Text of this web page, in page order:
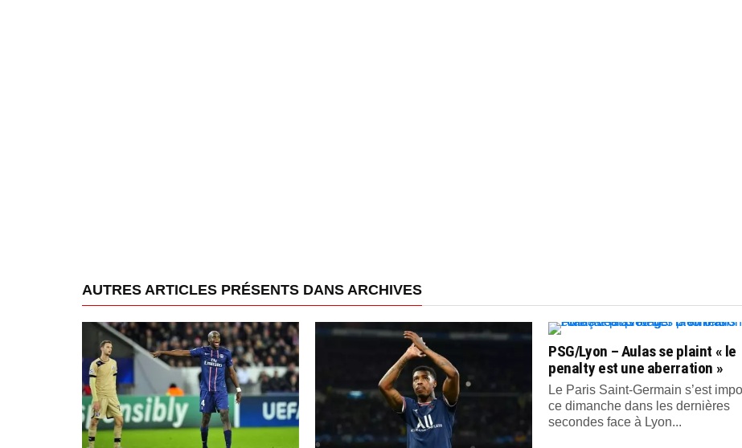
AUTRES ARTICLES PRÉSENTS DANS ARCHIVES
PSG/Lyon – Aulas se plaint « le
penalty est une aberration »
Le Paris Saint-Germain s’est
ce dimanche dans les dernières
secondes face à Lyon...